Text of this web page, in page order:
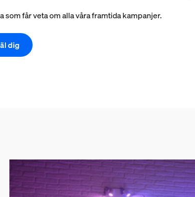
får veta om alla våra framtida kampanjer.
dig